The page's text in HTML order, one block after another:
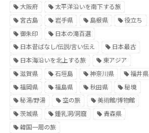
大阪府
太平洋沿いを南下する旅
宮古島
岩手県 島根県
役立ち
御朱印
日本の滝百選
日本昔ばなし/伝説/言い伝え
日本最古
日本海沿いを北上する旅
東アジア
滋賀県
石垣島 神奈川県
福井県
福岡県
福島県 秋田県
秘境
秘湯/野湯
空の旅
美術館/博物館
茨城県
鍾乳洞/洞窟
青森県
韓国一周の旅